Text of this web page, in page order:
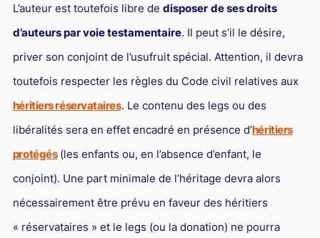
L’auteur est toutefois libre de disposer de ses droits
d’auteurs par voie testamentaire. Il peut s’il le désire,
priver son conjoint de l’usufruit spécial. Attention, il devra
toutefois respecter les règles du Code civil relatives aux
héritiers réservataires. Le contenu des legs ou des
libéralités sera en effet encadré en présence d’héritiers
protégés(les enfants ou, en l’absence d’enfant, le
conjoint). Une part minimale de l’héritage devra alors
nécessairement être prévu en faveur des héritiers
« réservataires » et le legs (ou la donation) ne pourra